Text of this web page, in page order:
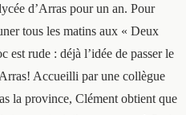
d’Arras pour un an. Pour
tous les matins aux « Deux
est rude : déjà l’idée de passer le
Accueilli par une collègue
la province, Clément obtient que